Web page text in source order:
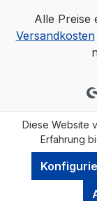
Alle Preise
Versandkosten
Diese Website
Erfahrung